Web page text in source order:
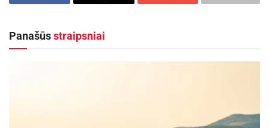
2026-08-07
Panašūsstraipsniai